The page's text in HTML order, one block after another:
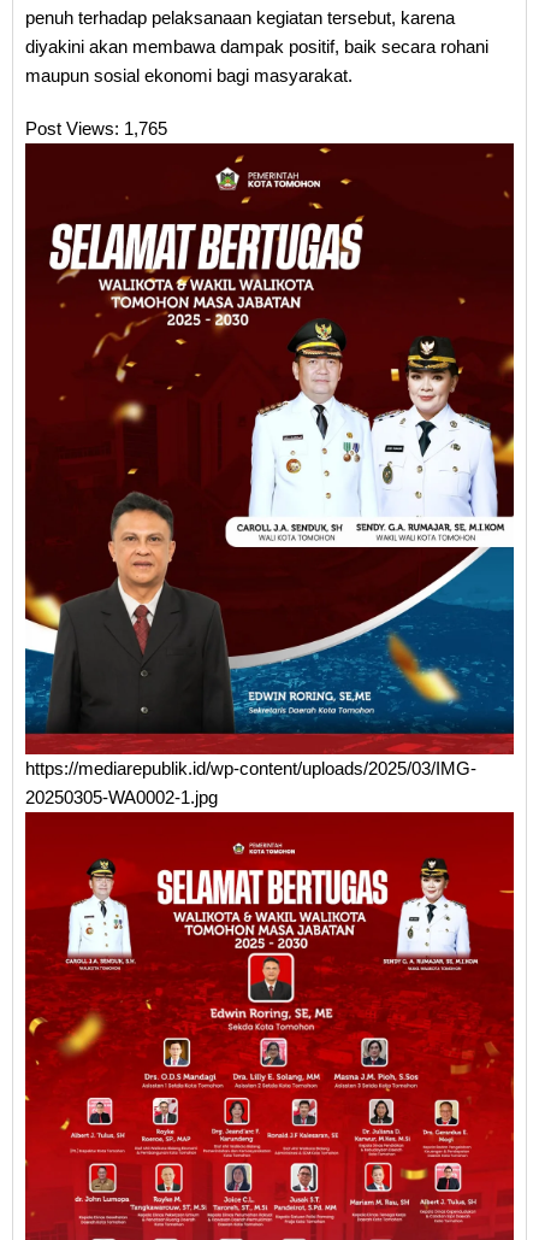
penuh terhadap pelaksanaan kegiatan tersebut, karena
diyakini akan membawa dampak positif, baik secara rohani
maupun sosial ekonomi bagi masyarakat.
Post Views: 1,765
https://mediarepublik.id/wp-content/uploads/2025/03/IMG-
20250305-WA0002-1.jpg